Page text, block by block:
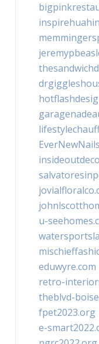
u-
eduwyre.com
retro-
theblvd-
fpet2023.org
e-